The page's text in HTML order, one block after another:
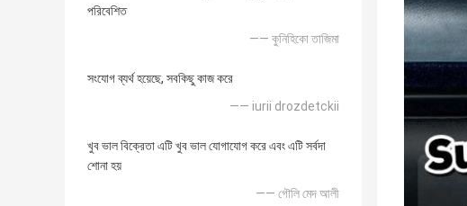
পরিবেশিত
—— কুনিহিকো তাজিমা
সংযোগ ব্যর্থ হয়েছে, সবকিছু কাজ করে
—— iurii drozdetckii
খুব ভাল বিক্রেতা এটি খুব ভাল যোগাযোগ করে এবং এটি সর্বদা
শোনা হয়
—— গৌলি মেদ আলী